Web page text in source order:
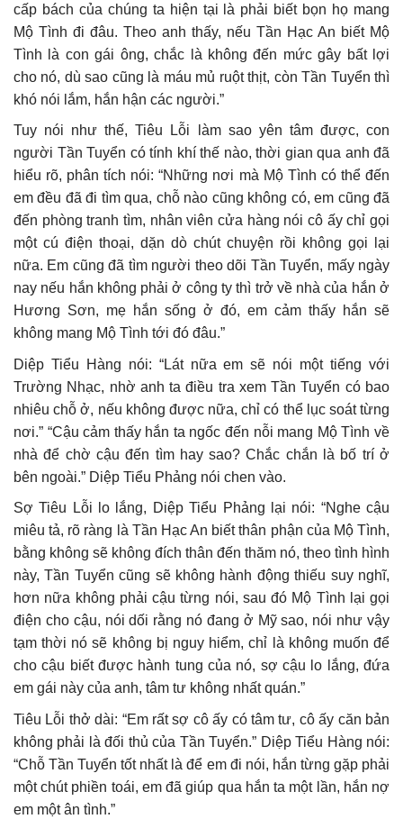
cấp bách của chúng ta hiện tại là phải biết bọn họ mang
Mộ Tình đi đâu. Theo anh thấy, nếu Tần Hạc An biết Mộ
Tình là con gái ông, chắc là không đến mức gây bất lợi
cho nó, dù sao cũng là máu mủ ruột thịt, còn Tần Tuyển thì
khó nói lắm, hắn hận các người.”
Tuy nói như thế, Tiêu Lỗi làm sao yên tâm được, con
người Tần Tuyển có tính khí thế nào, thời gian qua anh đã
hiểu rõ, phân tích nói: “Những nơi mà Mộ Tình có thể đến
em đều đã đi tìm qua, chỗ nào cũng không có, em cũng đã
đến phòng tranh tìm, nhân viên cửa hàng nói cô ấy chỉ gọi
một cú điện thoại, dặn dò chút chuyện rồi không gọi lại
nữa. Em cũng đã tìm người theo dõi Tần Tuyển, mấy ngày
nay nếu hắn không phải ở công ty thì trở về nhà của hắn ở
Hương Sơn, mẹ hắn sống ở đó, em cảm thấy hắn sẽ
không mang Mộ Tình tới đó đâu.”
Diệp Tiểu Hàng nói: “Lát nữa em sẽ nói một tiếng với
Trường Nhạc, nhờ anh ta điều tra xem Tần Tuyển có bao
nhiêu chỗ ở, nếu không được nữa, chỉ có thể lục soát từng
nơi.” “Cậu cảm thấy hắn ta ngốc đến nỗi mang Mộ Tình về
nhà để chờ cậu đến tìm hay sao? Chắc chắn là bố trí ở
bên ngoài.” Diệp Tiểu Phảng nói chen vào.
Sợ Tiêu Lỗi lo lắng, Diệp Tiểu Phảng lại nói: “Nghe cậu
miêu tả, rõ ràng là Tần Hạc An biết thân phận của Mộ Tình,
bằng không sẽ không đích thân đến thăm nó, theo tình hình
này, Tần Tuyển cũng sẽ không hành động thiếu suy nghĩ,
hơn nữa không phải cậu từng nói, sau đó Mộ Tình lại gọi
điện cho cậu, nói dối rằng nó đang ở Mỹ sao, nói như vậy
tạm thời nó sẽ không bị nguy hiểm, chỉ là không muốn để
cho cậu biết được hành tung của nó, sợ cậu lo lắng, đứa
em gái này của anh, tâm tư không nhất quán.”
Tiêu Lỗi thở dài: “Em rất sợ cô ấy có tâm tư, cô ấy căn bản
không phải là đối thủ của Tần Tuyển.” Diệp Tiểu Hàng nói:
“Chỗ Tần Tuyển tốt nhất là để em đi nói, hắn từng gặp phải
một chút phiền toái, em đã giúp qua hắn ta một lần, hắn nợ
em một ân tình.”